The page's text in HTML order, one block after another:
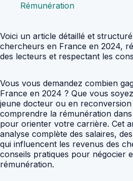
Rémunération
Voici un article détaillé et
chercheurs en France en 2024,
des lecteurs et respectant les
Vous vous demandez combien
France en 2024 ? Que vous
jeune docteur ou en
comprendre la rémunération
pour orienter votre carrière. Cet
analyse complète des salaires,
qui influencent les revenus des
conseils pratiques pour négocier
rémunération.